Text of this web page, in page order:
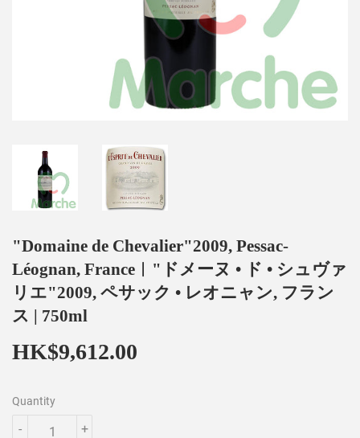
"Domaine de Chevalier"2009, Pessac-
Léognan, France︱"ドメーヌ • ド • シュヴァ
リエ"2009, ペサック • レオニャン, フラン
ス | 750ml
HK$9,612.00
Quantity
+
-